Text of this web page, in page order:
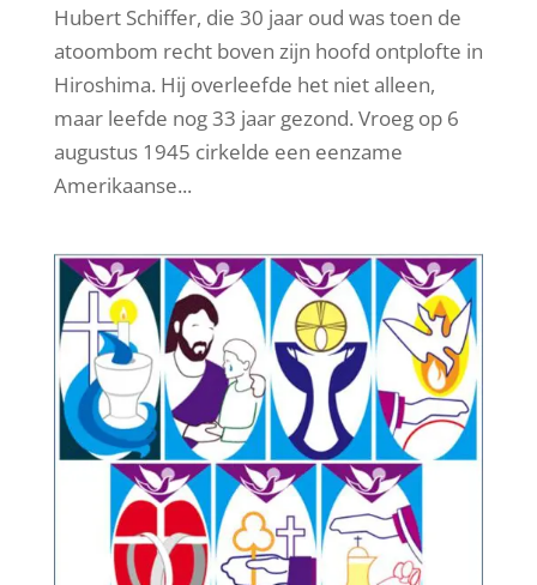
Hubert Schiffer, die 30 jaar oud was toen de
atoombom recht boven zijn hoofd ontplofte in
Hiroshima. Hij overleefde het niet alleen,
maar leefde nog 33 jaar gezond. Vroeg op 6
augustus 1945 cirkelde een eenzame
Amerikaanse...